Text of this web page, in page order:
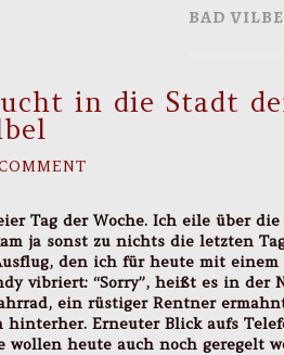
BAD
in die Stadt
Tag der Woche. Ich eile über
ja sonst zu nichts die letzten
den ich für heute mit
vibriert: “Sorry”, heißt es in der
ein rüstiger Rentner
hinterher. Erneuter Blick aufs
wollen heute auch noch geregelt